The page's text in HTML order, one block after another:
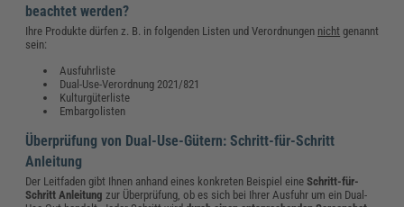
beachtet werden?
Ihre Produkte dürfen z. B. in folgenden Listen und Verordnungen nicht genannt
sein:
Ausfuhrliste
Dual-Use-Verordnung 2021/821
Kulturgüterliste
Embargolisten
Überprüfung von Dual-Use-Gütern: Schritt-für-Schritt
Anleitung
Der Leitfaden gibt Ihnen anhand eines konkreten Beispiel eineSchritt-für-
Schritt Anleitung zur Überprüfung, ob es sich bei Ihrer Ausfuhr um ein Dual-